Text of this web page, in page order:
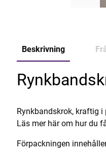
Beskrivning
Rynkbandskrok, kraftig
Läs mer här om hur du
Förpackningen